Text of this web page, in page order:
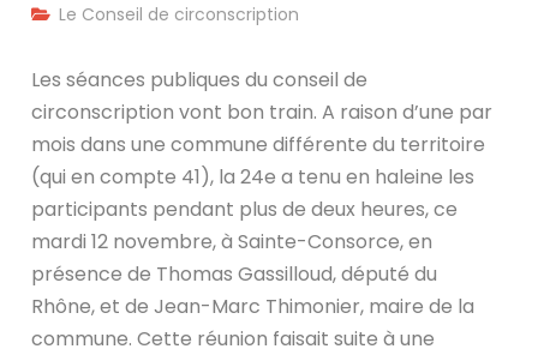
Le Conseil de circonscription
Les séances publiques du conseil de
circonscription vont bon train. A raison d’une par
mois dans une commune différente du territoire
(qui en compte 41), la 24e a tenu en haleine les
participants pendant plus de deux heures, ce
mardi 12 novembre, à Sainte-Consorce, en
présence de Thomas Gassilloud, député du
Rhône, et de Jean-Marc Thimonier, maire de la
commune. Cette réunion faisait suite à une